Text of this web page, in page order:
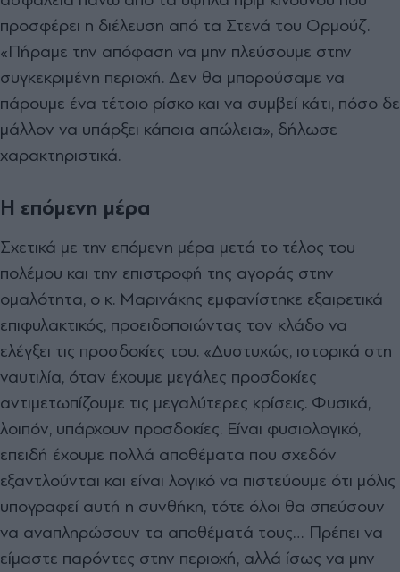
προσφέρει η διέλευση από τα Στενά του Ορμούζ.
«Πήραμε την απόφαση να μην πλεύσουμε στην
συγκεκριμένη περιοχή. Δεν θα μπορούσαμε να
πάρουμε ένα τέτοιο ρίσκο και να συμβεί κάτι, πόσο δε
μάλλον να υπάρξει κάποια απώλεια», δήλωσε
χαρακτηριστικά.
Η επόμενη μέρα
Σχετικά με την επόμενη μέρα μετά το τέλος του
πολέμου και την επιστροφή της αγοράς στην
ομαλότητα, ο κ. Μαρινάκης εμφανίστηκε εξαιρετικά
επιφυλακτικός, προειδοποιώντας τον κλάδο να
ελέγξει τις προσδοκίες του. «Δυστυχώς, ιστορικά στη
ναυτιλία, όταν έχουμε μεγάλες προσδοκίες
αντιμετωπίζουμε τις μεγαλύτερες κρίσεις. Φυσικά,
λοιπόν, υπάρχουν προσδοκίες. Είναι φυσιολογικό,
επειδή έχουμε πολλά αποθέματα που σχεδόν
εξαντλούνται και είναι λογικό να πιστεύουμε ότι μόλις
υπογραφεί αυτή η συνθήκη, τότε όλοι θα σπεύσουν
να αναπληρώσουν τα αποθέματά τους… Πρέπει να
είμαστε παρόντες στην περιοχή, αλλά ίσως να μην